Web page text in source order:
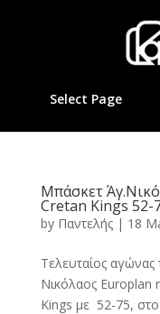
Select Page
Μπάσκετ
Cretan Kings 52-
by Παντελής| 18
Τελευταίος αγώνας
Νικόλαος Europlan
Kings με 52-75,